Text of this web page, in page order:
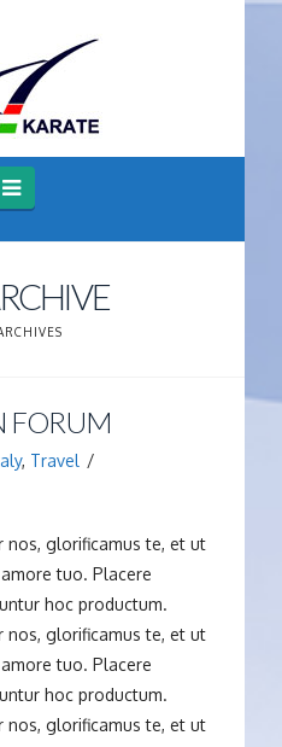
Navigation
FORUM
, Travel
nos, glorificamus te, et ut
tuo. Placere
hoc productum.
nos, glorificamus te, et ut
tuo. Placere
hoc productum.
nos, glorificamus te, et ut